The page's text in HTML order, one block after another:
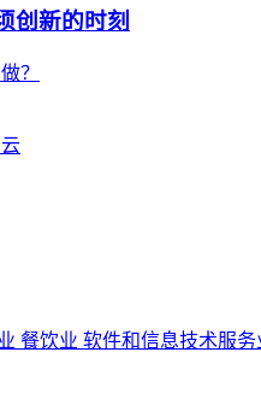
创新的时刻
？
餐饮业 软件和信息技术服